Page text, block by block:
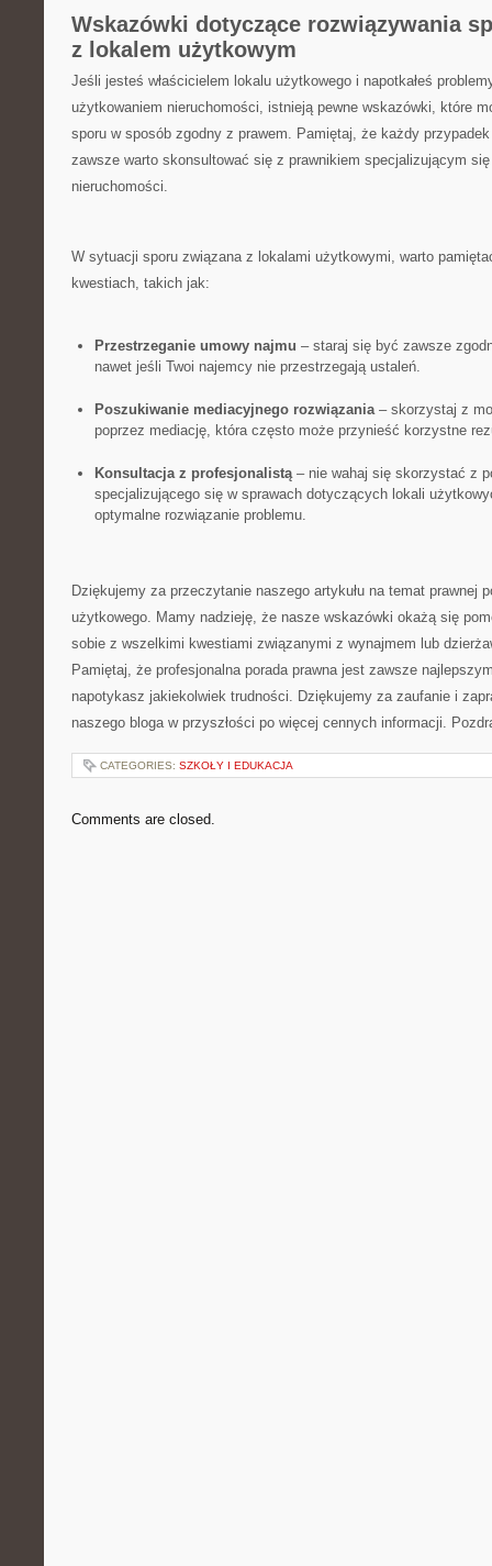
Wskazówki dotyczące rozwiązywania
z lokalem użytkowym
Jeśli jesteś właścicielem lokalu użytkowego i napotkałeś
użytkowaniem nieruchomości, istnieją pewne wskazówki, które
sporu w sposób zgodny z prawem. Pamiętaj, że każdy
zawsze warto skonsultować się⁢ z prawnikiem specjalizującym
nieruchomości.
W sytuacji sporu związana z lokalami użytkowymi,⁣ warto
kwestiach, takich jak:
Przestrzeganie umowy najmu – staraj się być zawsze
nawet jeśli Twoi najemcy nie przestrzegają ustaleń.
Poszukiwanie mediacyjnego rozwiązania– skorzystaj z
poprzez mediację, ⁢która często może przynieść korzystne⁤
Konsultacja z profesjonalistą– nie wahaj‍ się skorzystać z‌
specjalizującego się w sprawach⁣ dotyczących lokali
optymalne rozwiązanie ‌problemu.
Dziękujemy za przeczytanie naszego artykułu na temat prawnej
użytkowego. ⁢Mamy nadzieję, że nasze wskazówki okażą się
⁢sobie z wszelkimi kwestiami związanymi z wynajmem ⁢lub
Pamiętaj, że profesjonalna‌ porada‌ prawna jest zawsze
napotykasz jakiekolwiek trudności.‍ Dziękujemy za zaufanie i
naszego ‌bloga w przyszłości po więcej cennych informacji.
CATEGORIES: SZKOŁY I EDUKACJA
Comments are closed.